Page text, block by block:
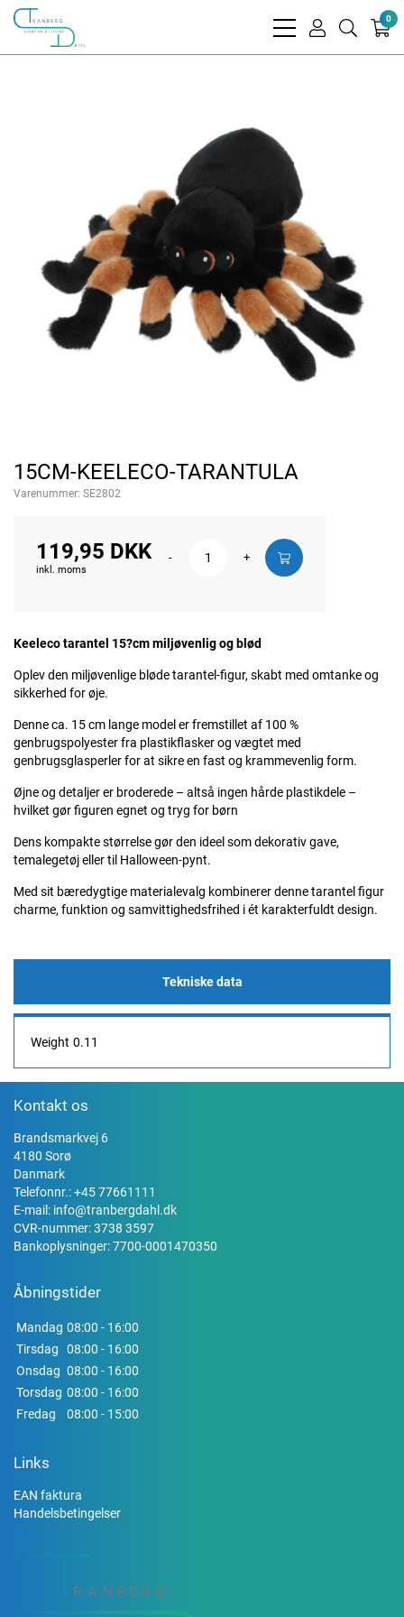
bars
user
search
0
15CM-KEELECO-TARANTULA
Varenummer: SE2802
119,95 DKK
inkl. moms
- +
Keeleco tarantel 15?cm miljøvenlig og blød
Oplev den miljøvenlige bløde tarantel-figur, skabt med omtanke og
sikkerhed for øje.
Denne ca. 15 cm lange model er fremstillet af 100 %
genbrugspolyester fra plastikflasker og vægtet med
genbrugsglasperler for at sikre en fast og krammevenlig form.
Øjne og detaljer er broderede – altså ingen hårde plastikdele –
hvilket gør figuren egnet og tryg for børn
Dens kompakte størrelse gør den ideel som dekorativ gave,
temalegetøj eller til Halloween-pynt.
Med sit bæredygtige materialevalg kombinerer denne tarantel figur
charme, funktion og samvittighedsfrihed i ét karakterfuldt design.
Tekniske data
Weight 0.11
Kontakt os
Brandsmarkvej 6
4180 Sorø
Danmark
Telefonnr.:+45 77661111
E-mail: info@tranbergdahl.dk
CVR-nummer: 3738 3597
Bankoplysninger: 7700-0001470350
Åbningstider
Mandag 08:00 - 16:00
Tirsdag
08:00 - 16:00
Onsdag 08:00 - 16:00
Torsdag 08:00 - 16:00
Fredag
08:00 - 15:00
Links
EAN faktura
Handelsbetingelser